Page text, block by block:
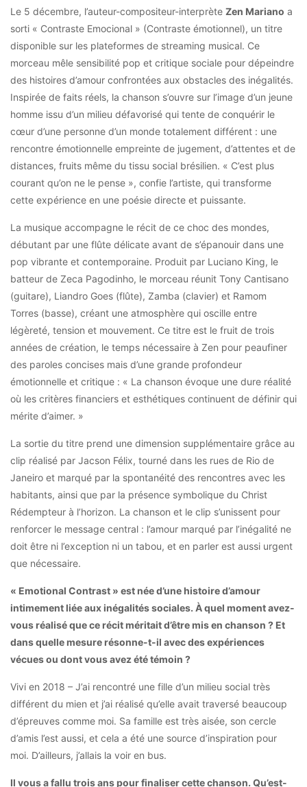
Le 5 décembre, l’auteur-compositeur-interprète Zen Mariano a
sorti « Contraste Emocional » (Contraste émotionnel), un titre
disponible sur les plateformes de streaming musical. Ce
morceau mêle sensibilité pop et critique sociale pour dépeindre
des histoires d’amour confrontées aux obstacles des inégalités.
Inspirée de faits réels, la chanson s’ouvre sur l’image d’un jeune
homme issu d’un milieu défavorisé qui tente de conquérir le
cœur d’une personne d’un monde totalement différent : une
rencontre émotionnelle empreinte de jugement, d’attentes et de
distances, fruits même du tissu social brésilien. « C’est plus
courant qu’on ne le pense », confie l’artiste, qui transforme
cette expérience en une poésie directe et puissante.
La musique accompagne le récit de ce choc des mondes,
débutant par une flûte délicate avant de s’épanouir dans une
pop vibrante et contemporaine. Produit par Luciano King, le
batteur de Zeca Pagodinho, le morceau réunit Tony Cantisano
(guitare), Liandro Goes (flûte), Zamba (clavier) et Ramom
Torres (basse), créant une atmosphère qui oscille entre
légèreté, tension et mouvement. Ce titre est le fruit de trois
années de création, le temps nécessaire à Zen pour peaufiner
des paroles concises mais d’une grande profondeur
émotionnelle et critique : « La chanson évoque une dure réalité
où les critères financiers et esthétiques continuent de définir qui
mérite d’aimer. »
La sortie du titre prend une dimension supplémentaire grâce au
clip réalisé par Jacson Félix, tourné dans les rues de Rio de
Janeiro et marqué par la spontanéité des rencontres avec les
habitants, ainsi que par la présence symbolique du Christ
Rédempteur à l’horizon. La chanson et le clip s’unissent pour
renforcer le message central : l’amour marqué par l’inégalité ne
doit être ni l’exception ni un tabou, et en parler est aussi urgent
que nécessaire.
« Emotional Contrast » est née d’une histoire d’amour
intimement liée aux inégalités sociales. À quel moment avez-
vous réalisé que ce récit méritait d’être mis en chanson ? Et
dans quelle mesure résonne-t-il avec des expériences
vécues ou dont vous avez été témoin ?
Vivi en 2018 – J’ai rencontré une fille d’un milieu social très
différent du mien et j’ai réalisé qu’elle avait traversé beaucoup
d’épreuves comme moi. Sa famille est très aisée, son cercle
d’amis l’est aussi, et cela a été une source d’inspiration pour
moi. D’ailleurs, j’allais la voir en bus.
Il vous a fallu trois ans pour finaliser cette chanson. Qu’est-